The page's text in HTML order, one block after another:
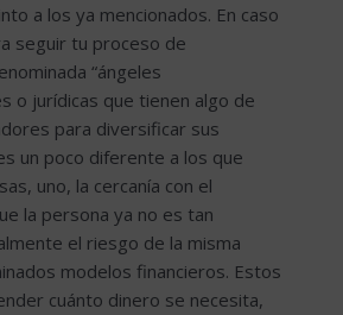
a los ya mencionados. En caso
seguir tu proceso de
“ángeles
o jurídicas que tienen algo de
para diversificar sus
un poco diferente a los que
uno, la cercanía con el
la persona ya no es tan
el riesgo de la misma
modelos financieros. Estos
cuánto dinero se necesita,